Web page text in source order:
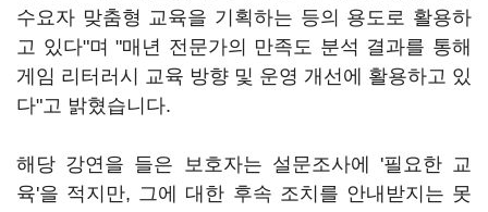
수요자 맞춤형 교육을 기획하는 등의 용도로 활용하
고 있다"며 "매년 전문가의 만족도 분석 결과를 통해
게임 리터러시 교육 방향 및 운영 개선에 활용하고 있
다"고 밝혔습니다.
해당 강연을 들은 보호자는 설문조사에 '필요한 교
육'을 적지만, 그에 대한 후속 조치를 안내받지는 못